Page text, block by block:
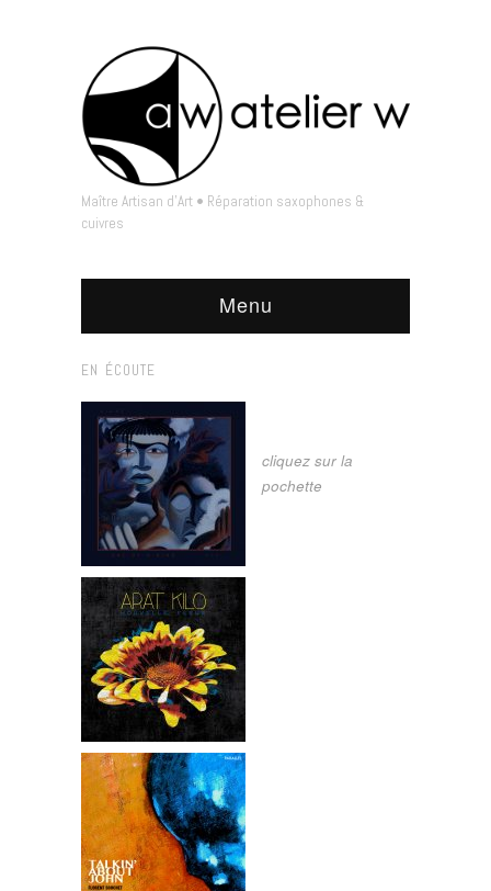
Maître Artisan d'Art • Réparation saxophones &
cuivres
Menu
EN ÉCOUTE
cliquez sur la
pochette